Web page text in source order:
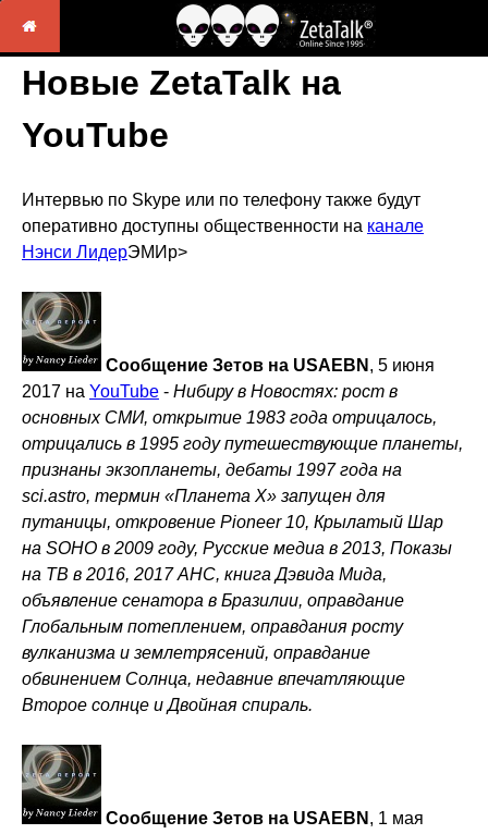
Новые ZetaTalk на
YouTube
Интервью по Skype или по телефону также будут
оперативно доступны общественности на канале
Нэнси ЛидерЭМИp>
Сообщение Зетов на USAEBN , 5 июня
2017 на YouTube - Нибиру в Новостях: рост в
основных СМИ, открытие 1983 года отрицалось,
отрицались в 1995 году путешествующие планеты,
признаны экзопланеты, дебаты 1997 года на
sci.astro, термин «Планета X» запущен для
путаницы, откровение Pioneer 10, Крылатый Шар
на SOHO в 2009 году, Русские медиа в 2013, Показы
на ТВ в 2016, 2017 AHC, книга Дэвида Мида,
объявление сенатора в Бразилии, оправдание
Глобальным потеплением, оправдания росту
вулканизма и землетрясений, оправдание
обвинением Солнца, недавние впечатляющие
Второе солнце и Двойная спираль.
Сообщение Зетов на USAEBN , 1 мая